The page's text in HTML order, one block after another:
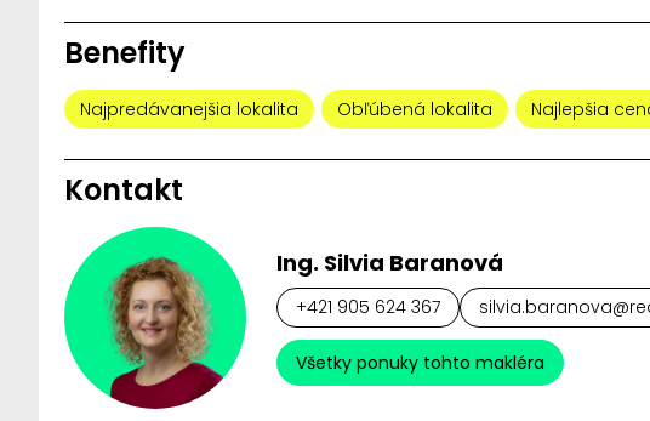
Benefity
Najpredávanejšia lokalita Obľúbená lokalita Najlepšia
Kontakt
Ing. Silvia Baranová
+421 905 624 367
Všetky ponuky tohto makléra